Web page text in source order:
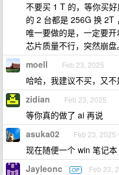
不要买 1 T 的，等你买
的 2 台都是 256G 换 2T
唯一要做的是，一定要
芯片质量不行，突然崩
moell Feb 23, 2025
哈哈，我建议不买，又不
zidian Feb 23, 2025
等你真的做了 ai 再说
asuka02 Feb 23, 2025
现在随便一个 win 笔记
Jayleonc OP Feb 23,